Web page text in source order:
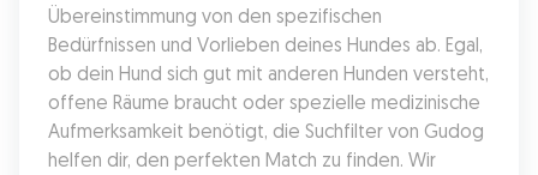
Übereinstimmung von den spezifischen
Bedürfnissen und Vorlieben deines Hundes ab. Egal,
ob dein Hund sich gut mit anderen Hunden versteht,
offene Räume braucht oder spezielle medizinische
Aufmerksamkeit benötigt, die Suchfilter von Gudog
helfen dir, den perfekten Match zu finden. Wir